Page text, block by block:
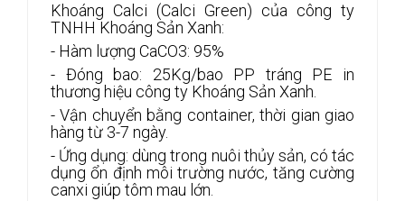
Khoáng Calci (Calci Green) của công ty
TNHH Khoáng Sản Xanh:
- Hàm lượng CaCO3: 95%
- Đóng bao: 25Kg/bao PP tráng PE in
thương hiệu công ty Khoáng Sản Xanh.
- Vận chuyển bằng container, thời gian giao
hàng từ 3-7 ngày.
- Ứng dụng: dùng trong nuôi thủy sản, có tác
dụng ổn định môi trường nước, tăng cường
canxi giúp tôm mau lớn.